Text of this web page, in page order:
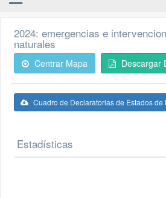
2024: emergencias e
naturales
Centrar Mapa Descargar
Cuadro de Declaratorias de Estados
Estadísticas